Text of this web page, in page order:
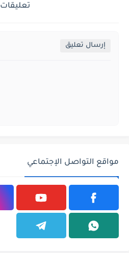
تعليقات
إرسال تعليق
مواقع التواصل الإجتماعي